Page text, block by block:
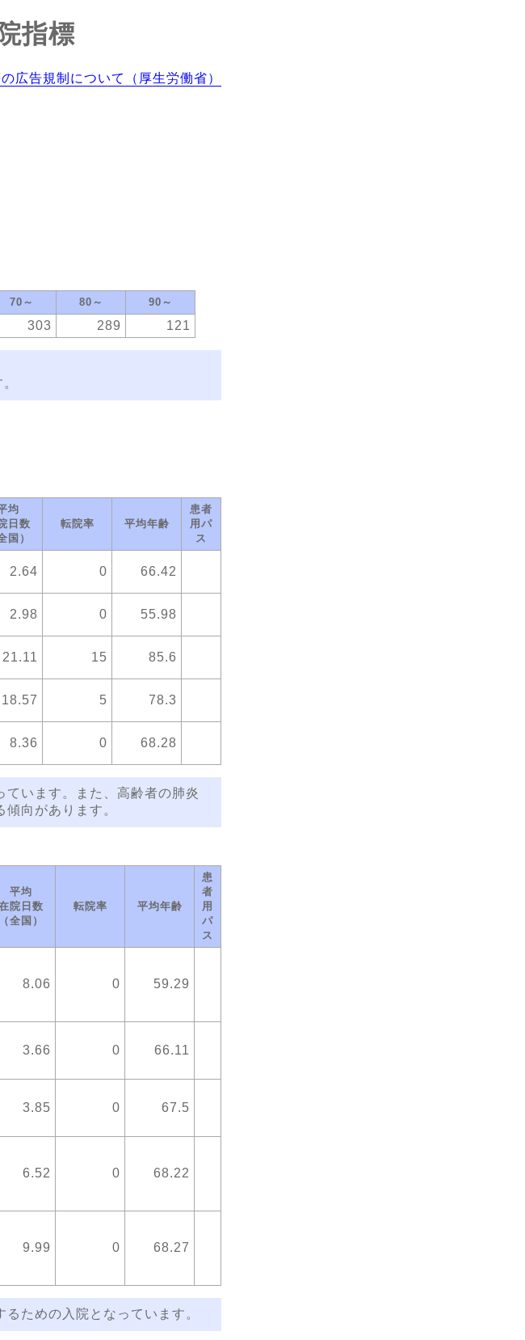
指標
広告規制について（厚生労働省）
70～ 80～
90～
303 289 121
均
日数
国）
転院率 平均年齢
患者
用パ
ス
2.64 0 66.42
2.98 0 55.98
21.11 15 85.6
18.57 5 78.3
8.36 0 68.28
います。また、高齢者の肺炎
向があります。
平均
院日数
（全国）
転院率 平均年齢
患
者
用
パ
ス
8.06 0 59.29
3.66 0 66.11
3.85 0 67.5
6.52 0 68.22
9.99 0 68.27
ための入院となっています。